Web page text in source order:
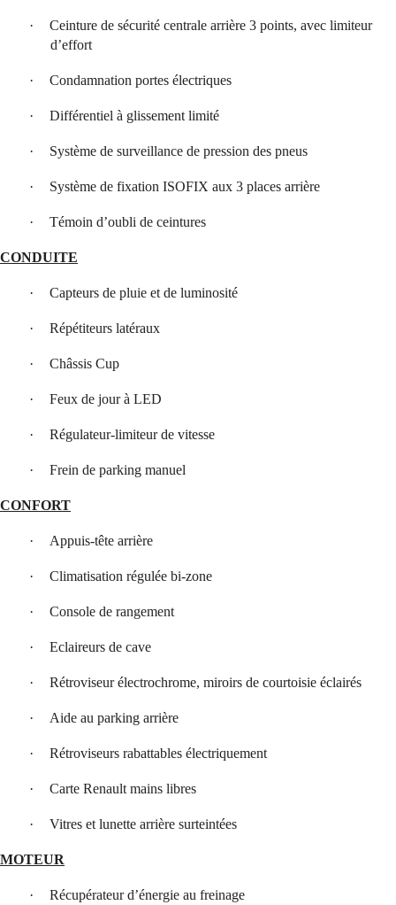
·
Ceinture de sécurité centrale arrière 3 points, avec limiteur
d’effort
· Condamnation portes électriques
· Différentiel à glissement limité
· Système de surveillance de pression des pneus
· Système de fixation ISOFIX aux 3 places arrière
· Témoin d’oubli de ceintures
CONDUITE
· Capteurs de pluie et de luminosité
· Répétiteurs latéraux
· Châssis Cup
· Feux de jour à LED
· Régulateur-limiteur de vitesse
· Frein de parking manuel
CONFORT
· Appuis-tête arrière
· Climatisation régulée bi-zone
· Console de rangement
· Eclaireurs de cave
· Rétroviseur électrochrome, miroirs de courtoisie éclairés
· Aide au parking arrière
· Rétroviseurs rabattables électriquement
· Carte Renault mains libres
· Vitres et lunette arrière surteintées
MOTEUR
· Récupérateur d’énergie au freinage